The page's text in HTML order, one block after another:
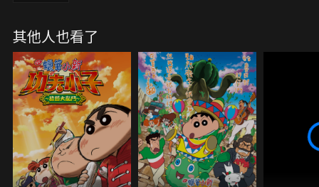
解開真相，小新一行人結成了「春日部偵探俱樂
部」。小新一行人的奇妙推理會發生什麼事呢？
其他人也看了